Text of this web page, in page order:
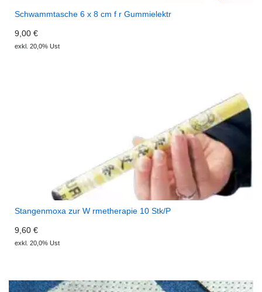
Schwammtasche 6 x 8 cm f r Gummielektr
9,00 €
exkl. 20,0% Ust
Stangenmoxa zur W rmetherapie 10 Stk/P
9,60 €
exkl. 20,0% Ust